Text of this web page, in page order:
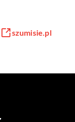
szumisie.pl